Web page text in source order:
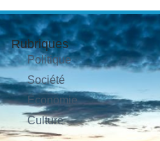
Rubriques
Politique
Société
Économie
Culture